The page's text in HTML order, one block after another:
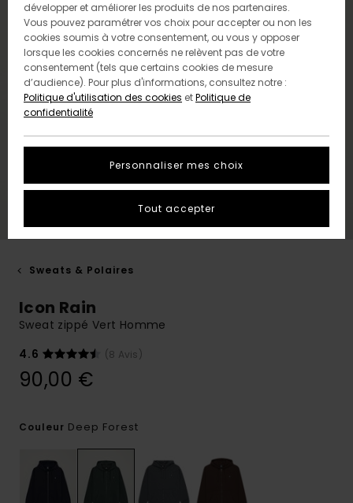
Sweats & Polaires
Icon Rain
Sweat zippé Vert Homme
4.6
(8 Avis)
90,00 €
Couleur Deep Forest
développer et améliorer les produits de nos partenaires.
Vous pouvez paramétrer vos choix pour accepter ou non les
cookies soumis à votre consentement, ou vous y opposer
lorsque les cookies concernés ne relèvent pas de votre
consentement (tels que certains cookies de mesure
d’audience). Pour plus d'informations, consultez notre :
Politique d'utilisation des cookies etPolitique de
confidentialité
Personnaliser mes choix
Tout accepter